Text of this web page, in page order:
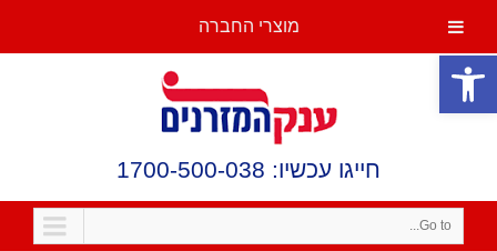
פתח סרגל נגישות
חייגו עכשיו: 1700-500-038
Go to...
מוצרי החברה